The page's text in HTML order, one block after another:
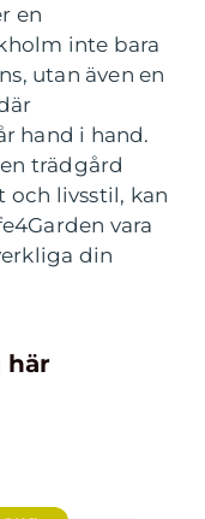
en
inte bara
utan även en
hand i hand.
trädgård
och livsstil, kan
vara
din
här